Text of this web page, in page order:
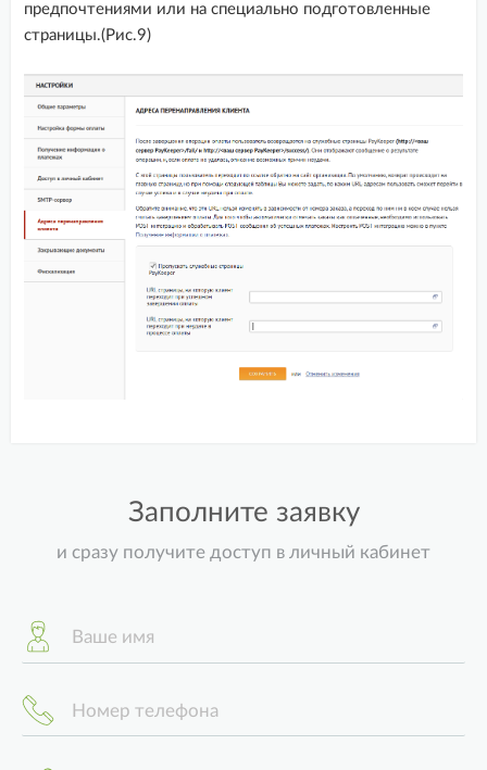
предпочтениями или на специально подготовленные
страницы.(Рис.9)
Заполните заявку
и сразу получите доступ в личный кабинет
Ваше имя
Номер телефона